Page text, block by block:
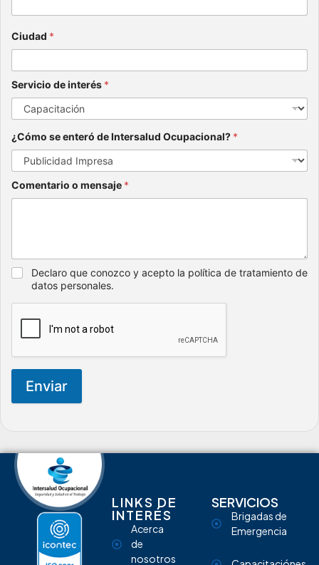
Ciudad *
Servicio de interés *
¿Cómo se enteró de Intersalud Ocupacional? *
Comentario o mensaje *
Declaro que conozco y acepto la política de tratamiento de
datos personales.
Enviar
LINKS DE
INTERÉS
Acerca
de
nosotros
SERVICIOS
Brigadas de
Emergencia